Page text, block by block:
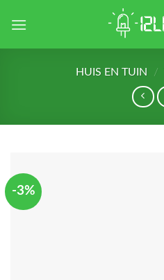
HUIS EN TUIN /
-3%